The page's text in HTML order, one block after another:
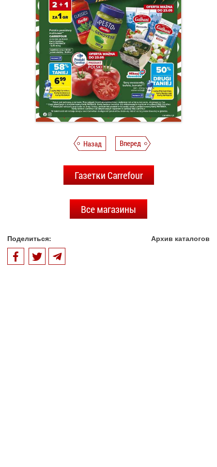
Назад Вперед
Газетки Carrefour
Все магазины
Поделиться: Архив каталогов